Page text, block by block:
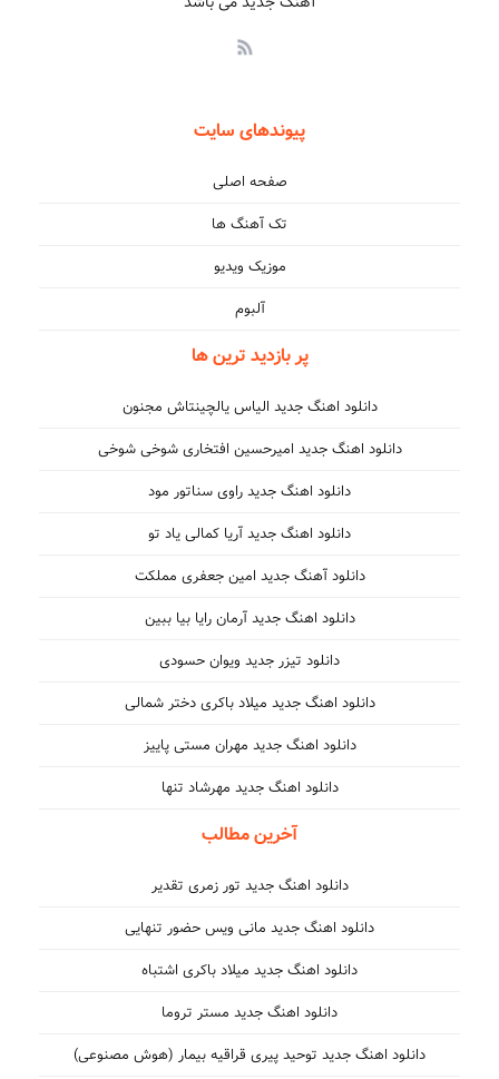
پیوندهای سایت
صفحه اصلی
تک آهنگ ها
موزیک ویدیو
آلبوم
پر بازدید ترین ها
دانلود اهنگ جدید الیاس یالچینتاش مجنون
دانلود اهنگ جدید امیرحسین افتخاری شوخی شوخی
دانلود اهنگ جدید راوی سناتور مود
دانلود اهنگ جدید آریا کمالی یاد تو
دانلود آهنگ جدید امین جعفری مملکت
دانلود اهنگ جدید آرمان رایا بیا ببین
دانلود تیزر جدید ویوان حسودی
دانلود اهنگ جدید میلاد باکری دختر شمالی
دانلود اهنگ جدید مهران مستی پاییز
دانلود اهنگ جدید مهرشاد تنها
آخرین مطالب
دانلود اهنگ جدید تور زمری تقدیر
دانلود اهنگ جدید مانی ویس حضور تنهایی
دانلود اهنگ جدید میلاد باکری اشتباه
دانلود اهنگ جدید مستر تروما
دانلود اهنگ جدید توحید پیری قراقیه بیمار (هوش مصنوعی)